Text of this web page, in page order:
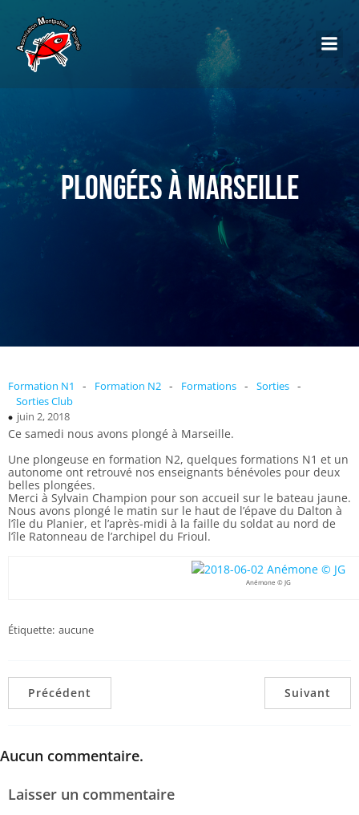
Plongées à Marseille
Formation N1 - Formation N2 - Formations - Sorties -
Sorties Club
juin 2, 2018
Ce samedi nous avons plongé à Marseille.
Une plongeuse en formation N2, quelques formations N1 et un
autonome ont retrouvé nos enseignants bénévoles pour deux
belles plongées.
Merci à Sylvain Champion pour son accueil sur le bateau jaune.
Nous avons plongé le matin sur le haut de l’épave du Dalton à
l’île du Planier, et l’après-midi à la faille du soldat au nord de
l’île Ratonneau de l’archipel du Frioul.
Anémone © JG
Étiquette: aucune
Précédent Suivant
Aucun commentaire.
Laisser un commentaire